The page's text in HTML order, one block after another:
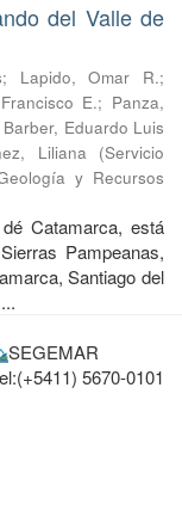
del Valle de
; Lapido, Omar R.;
E.; Panza,
Barber, Eduardo Luis
Liliana (Servicio
y Recursos
Catamarca, está
Pampeanas,
Santiago del
SEGEMAR
5670-0101